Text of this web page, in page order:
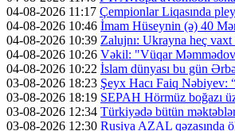
04-08-2026 11:17 Çempionlar Liqasında
04-08-2026 10:46 İmam Hüseynin (ə) 40
04-08-2026 10:39 Zalujnı: Ukrayna heç
04-08-2026 10:26 Vəkil: "Vüqar
04-08-2026 10:22 İslam dünyası bu gün
03-08-2026 18:23 Şeyx Hacı Faiq
03-08-2026 18:19 SEPAH Hörmüz boğazı
03-08-2026 12:34 Türkiyədə bütün
03-08-2026 12:30 Rusiya AZAL qəzasında